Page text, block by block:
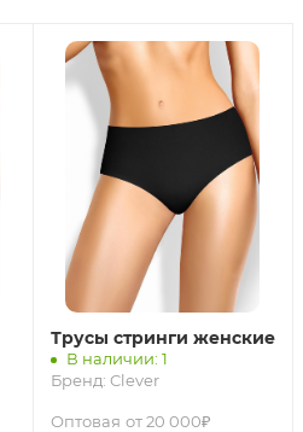
Трусы стринги женские
В наличии: 1
Бренд: Clever
Оптовая от 20 000₽